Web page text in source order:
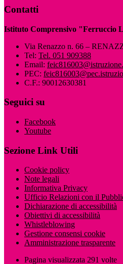
Contatti
Istituto Comprensivo "Ferruccio
Via Renazzo n. 66 –
Tel: Tel. 051 909388
Email:
PEC:
C.F.: 90012630381
Seguici su
Facebook
Youtube
Sezione Link Utili
Cookie policy
Note legali
Informativa Privacy
Ufficio Relazioni con il
Dichiarazione di accessibilità
Obiettivi di accessibilità
Whistleblowing
Gestione consensi cookie
Amministrazione trasparente
Pagina visualizzata 291 volte